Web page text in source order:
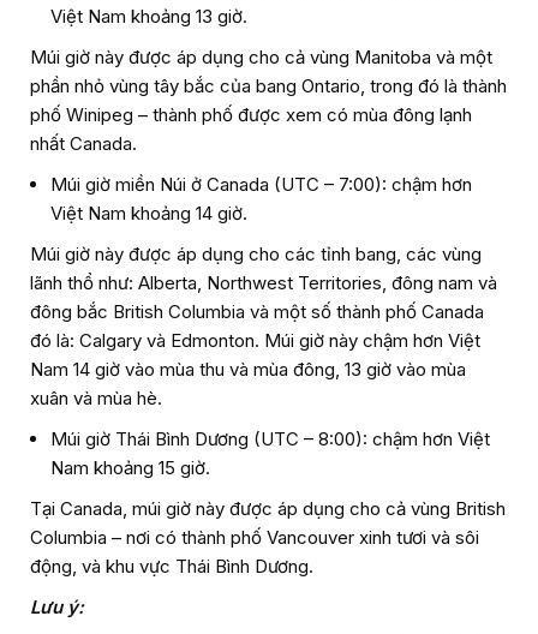
Việt Nam khoảng 13 giờ.
Múi giờ này được áp dụng cho cả vùng Manitoba và một
phần nhỏ vùng tây bắc của bang Ontario, trong đó là thành
phố Winipeg – thành phố được xem có mùa đông lạnh
nhất Canada.
Múi giờ miền Núi ở Canada (UTC – 7:00): chậm hơn
Việt Nam khoảng 14 giờ.
Múi giờ này được áp dụng cho các tỉnh bang, các vùng
lãnh thổ như: Alberta, Northwest Territories, đông nam và
đông bắc British Columbia và một số thành phố Canada
đó là: Calgary và Edmonton. Múi giờ này chậm hơn Việt
Nam 14 giờ vào mùa thu và mùa đông, 13 giờ vào mùa
xuân và mùa hè.
Múi giờ Thái Bình Dương (UTC – 8:00): chậm hơn Việt
Nam khoảng 15 giờ.
Tại Canada, múi giờ này được áp dụng cho cả vùng British
Columbia – nơi có thành phố Vancouver xinh tươi và sôi
động, và khu vực Thái Bình Dương.
Lưu ý: